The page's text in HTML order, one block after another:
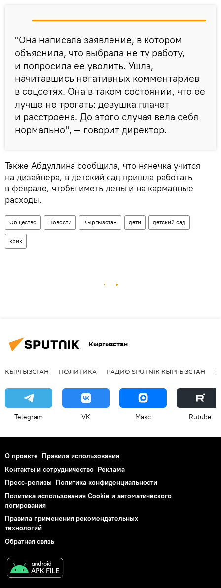
"Она написала заявление, в котором
объяснила, что выбрала не ту работу,
и попросила ее уволить. Ушла,
начитавшись негативных комментариев
в соцсетях. Она в таком состоянии, что ее
лучше не трогать: девушка плачет
и расстроена. До этого случая вела себя
нормально", — говорит директор.
Также Абдуллина сообщила, что нянечка учится
на дизайнера, в детский сад пришла работать
в феврале, чтобы иметь деньги на карманные
расходы.
Общество Новости Кыргызстан дети детский сад
крик
Кыргызстан
КЫРГЫЗСТАН ПОЛИТИКА РАДИО SPUTNIK КЫРГЫЗСТАН
Telegram VK Макс Rutube
О проекте Правила использования
Контакты и сотрудничество Реклама
Пресс-релизы Политика конфиденциальности
Политика использования Cookie и автоматического
логирования
Правила применения рекомендательных
технологий
Обратная связь